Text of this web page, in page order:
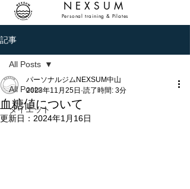
NEXSUM
Personal training & Pilates
記事
All Posts
ダイエット
All Posts
血糖値について
パーソナルジムNEXSUM中山
2023年11月25日 読了時間: 3分
更新日： 2024年1月16日